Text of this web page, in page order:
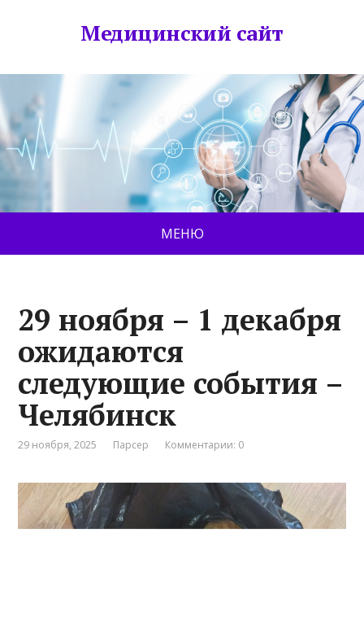
Медицинский сайт
МЕНЮ
29 ноября – 1 декабря
ожидаются
следующие события –
Челябинск
29 ноября, 2025 Парсер Комментарии: 0